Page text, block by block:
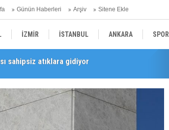
Günün Haberleri Arşiv Sitene Ekle
İZMİR İSTANBUL ANKARA SPOR
SAĞLIK EKONOMİ
turu